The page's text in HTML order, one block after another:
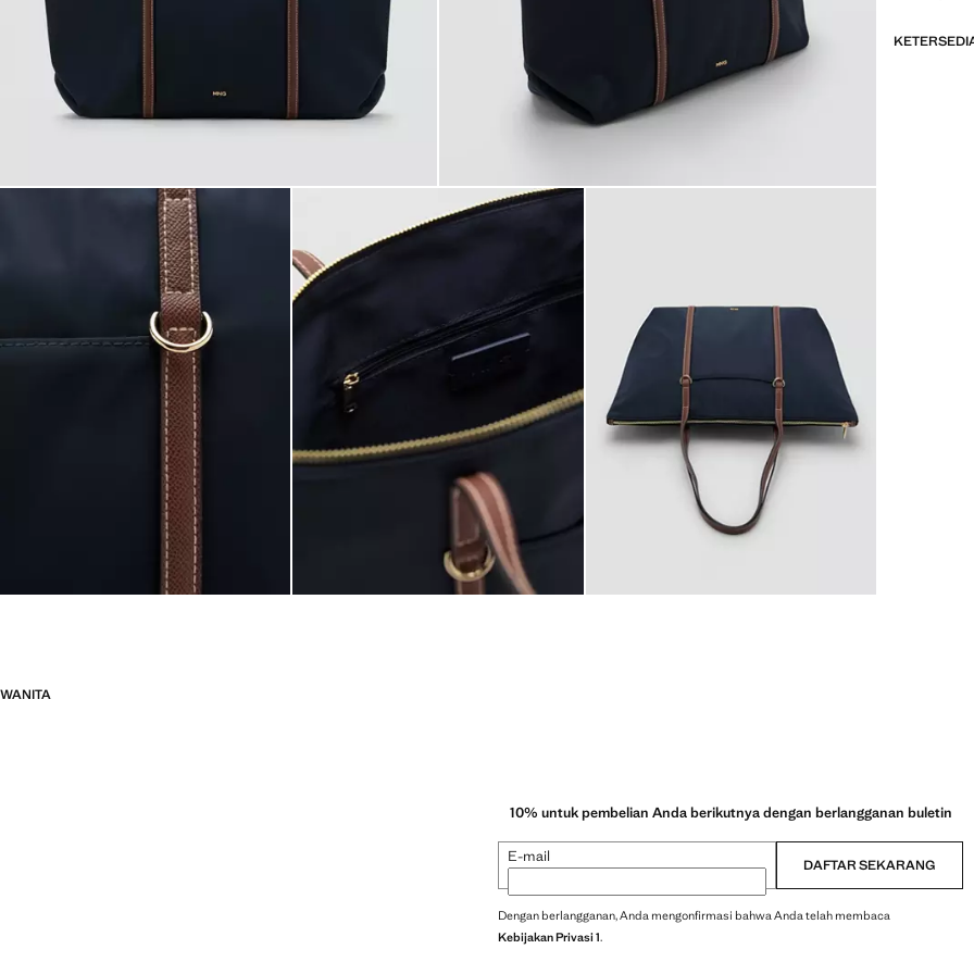
WANITA
10% untuk pembelian Anda berikutnya dengan berlangganan buletin
E-mail DAFTAR SEKARANG
Dengan berlangganan, Anda mengonfirmasi bahwa Anda telah membaca
Kebijakan Privasi 1.